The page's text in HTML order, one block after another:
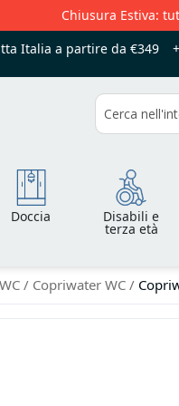
Chiusura Estiva:
Italia a partire da €349
Cerca
Doccia Disabili e
terza età
Copriwater WC